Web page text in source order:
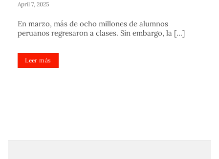
April 7, 2025
En marzo, más de ocho millones de alumnos
peruanos regresaron a clases. Sin embargo, la [...]
Leer más